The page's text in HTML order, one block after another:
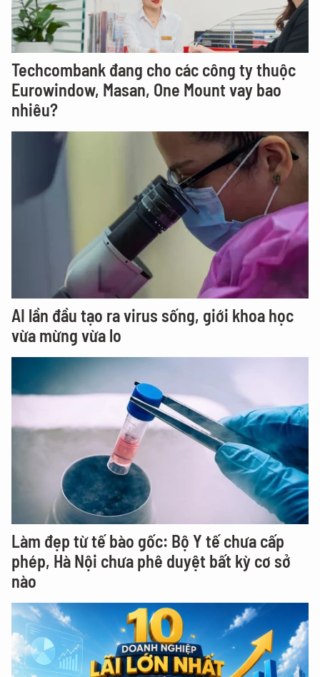
Techcombank đang cho các công ty thuộc
Eurowindow, Masan, One Mount vay bao
nhiêu?
AI lần đầu tạo ra virus sống, giới khoa học
vừa mừng vừa lo
Làm đẹp từ tế bào gốc: Bộ Y tế chưa cấp
phép, Hà Nội chưa phê duyệt bất kỳ cơ sở
nào